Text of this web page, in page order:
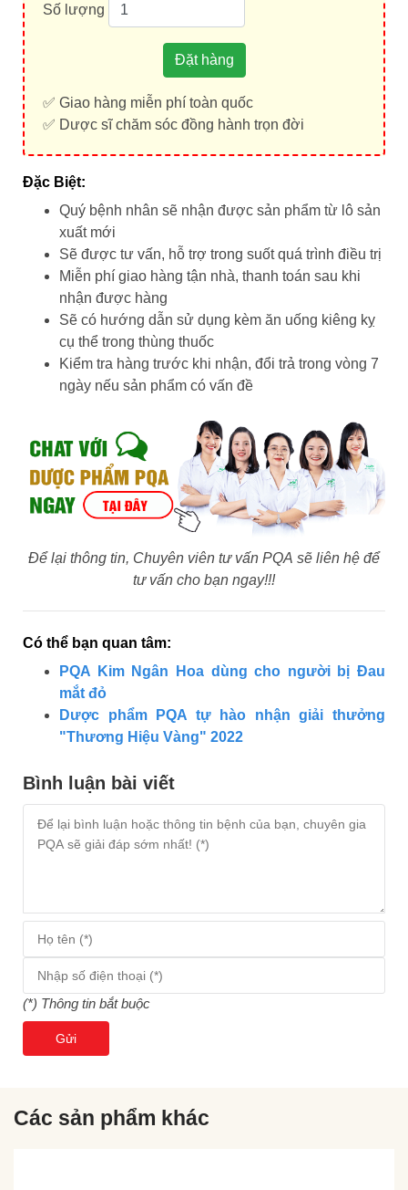
Số lượng
Đặt hàng
✅ Giao hàng miễn phí toàn quốc
✅ Dược sĩ chăm sóc đồng hành trọn đời
Đặc Biệt:
Quý bệnh nhân sẽ nhận được sản phẩm từ lô sản
xuất mới
Sẽ được tư vấn, hỗ trợ trong suốt quá trình điều trị
Miễn phí giao hàng tận nhà, thanh toán sau khi
nhận được hàng
Sẽ có hướng dẫn sử dụng kèm ăn uống kiêng kỵ
cụ thể trong thùng thuốc
Kiểm tra hàng trước khi nhận, đổi trả trong vòng 7
ngày nếu sản phẩm có vấn đề
Để lại thông tin, Chuyên viên tư vấn PQA sẽ liên hệ để
tư vấn cho bạn ngay!!!
Có thể bạn quan tâm:
PQA Kim Ngân Hoa dùng cho người bị Đau
mắt đỏ
Dược phẩm PQA tự hào nhận giải thưởng
"Thương Hiệu Vàng" 2022
Bình luận bài viết
(*) Thông tin bắt buộc
Gửi
Các sản phẩm khác